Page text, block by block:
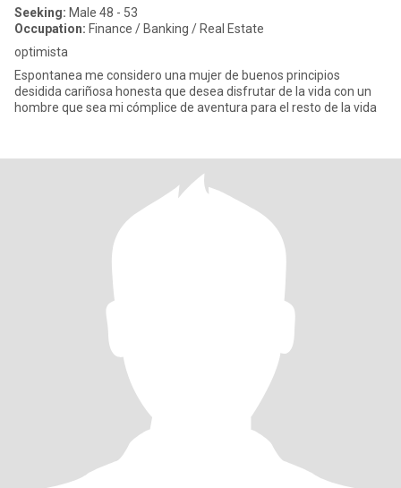
Seeking: Male 48 - 53
Occupation: Finance / Banking / Real Estate
optimista
Espontanea me considero una mujer de buenos principios
desidida cariñosa honesta que desea disfrutar de la vida con un
hombre que sea mi cómplice de aventura para el resto de la vida